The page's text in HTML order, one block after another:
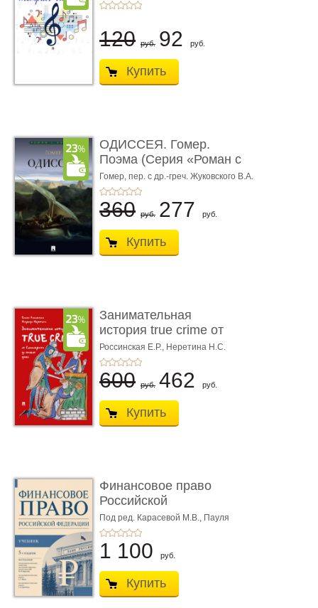
120 руб. 92 руб.
Купить
ОДИССЕЯ. Гомер.
Поэма (Серия «Роман с
книгой»)
Гомер, пер. с др.-греч. Жуковского В.А.
360 руб. 277 руб.
Купить
Занимательная
история true crime от
Гиппократа до � ...
Россинская Е.Р., Неретина Н.С.
600 руб. 462 руб.
Купить
Финансовое право
Российской
Федерации. 5-е изд�
...
Под ред. Карасевой М.В., Пауля
А.Г., Красюкова А.В.
1 100 руб.
Купить